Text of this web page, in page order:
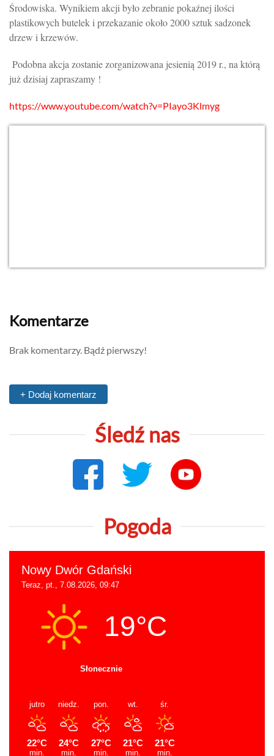
Środowiska. Wynikiem akcji było zebranie pokaźnej ilości
plastikowych butelek i przekazanie około 2000 sztuk sadzonek
drzew i krzewów.
Podobna akcja zostanie zorganizowana jesienią 2019 r., na którą
już dzisiaj zapraszamy !
https://www.youtube.com/watch?v=PIayo3Klmyg
Komentarze
Brak komentarzy. Bądź pierwszy!
+ Dodaj komentarz
Śledź nas
Pogoda